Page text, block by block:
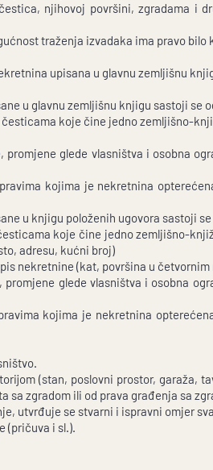
njihovoj površini, zgradama i
traženja izvadaka ima pravo bilo
upisana u glavnu zemljišnu
u glavnu zemljišnu knjigu sastoji se
koje čine jedno zemljišno-
glede vlasništva i osobna
kojima je nekretnina
u knjigu položenih ugovora sastoji
koje čine jedno zemljišno-
adresu, kućni broj)
nekretnine (kat, površina u
glede vlasništva i osobna
kojima je nekretnina
(stan, poslovni prostor, garaža,
sa zgradom ili od prava građenja sa
utvrđuje se stvarni i ispravni omjer
(pričuva i sl.).